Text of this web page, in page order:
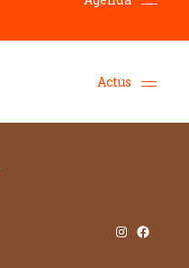
Instagram Facebook
Actus